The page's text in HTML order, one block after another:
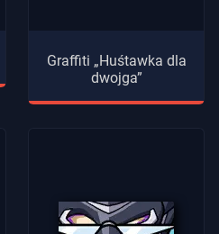
Graffiti „Huśtawka dla
dwojga”